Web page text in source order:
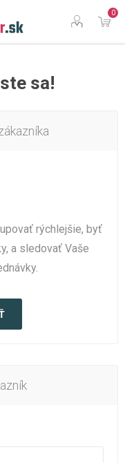
0
sa!
rýchlejšie, byť
a sledovať Vaše